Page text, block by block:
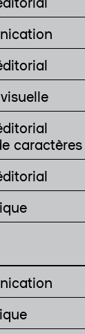
caractères